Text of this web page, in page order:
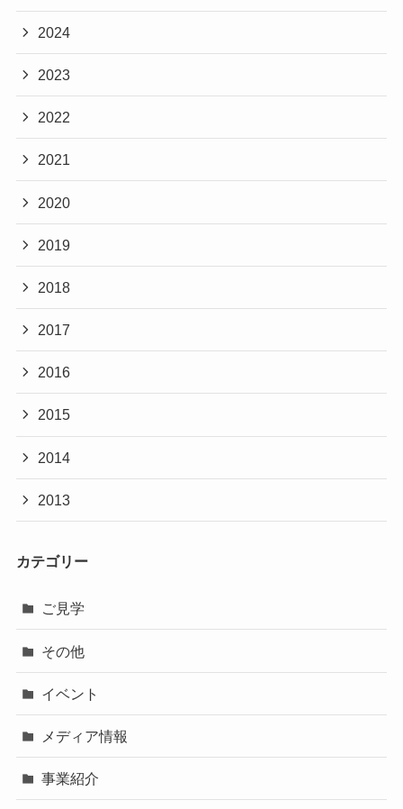
2024
2023
2022
2021
2020
2019
2018
2017
2016
2015
2014
2013
カテゴリー
ご見学
その他
イベント
メディア情報
事業紹介